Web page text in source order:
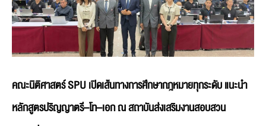
คณะนิติศาสตร์ SPU เปิดเส้นทางการศึกษากฎหมายทุกระดับ แนะนำ
หลักสูตรปริญญาตรี–โท–เอก ณ สถาบันส่งเสริมงานสอบสวน